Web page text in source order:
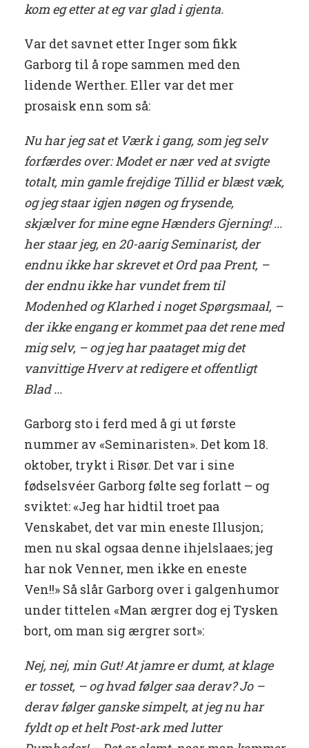
kom eg etter at eg var glad i gjenta.
Var det savnet etter Inger som fikk
Garborg til å rope sammen med den
lidende Werther. Eller var det mer
prosaisk enn som så:
Nu har jeg sat et Værk i gang, som jeg selv
forfærdes over: Modet er nær ved at svigte
totalt, min gamle frejdige Tillid er blæst væk,
og jeg staar igjen nøgen og frysende,
skjælver for mine egne Hænders Gjerning! ...
her staar jeg, en 20-aarig Seminarist, der
endnu ikke har skrevet et Ord paa Prent, –
der endnu ikke har vundet frem til
Modenhed og Klarhed i noget Spørgsmaal, –
der ikke engang er kommet paa det rene med
mig selv, – og jeg har paataget mig det
vanvittige Hverv at redigere et offentligt
Blad ...
Garborg sto i ferd med å gi ut første
nummer av «Seminaristen». Det kom 18.
oktober, trykt i Risør. Det var i sine
fødselsvéer Garborg følte seg forlatt – og
sviktet: «Jeg har hidtil troet paa
Venskabet, det var min eneste Illusjon;
men nu skal ogsaa denne ihjelslaaes; jeg
har nok Venner, men ikke en eneste
Ven!!» Så slår Garborg over i galgenhumor
under tittelen «Man ærgrer dog ej Tysken
bort, om man sig ærgrer sort»:
Nej, nej, min Gut! At jamre er dumt, at klage
er tosset, – og hvad følger saa derav? Jo –
derav følger ganske simpelt, at jeg nu har
fyldt op et helt Post-ark med lutter